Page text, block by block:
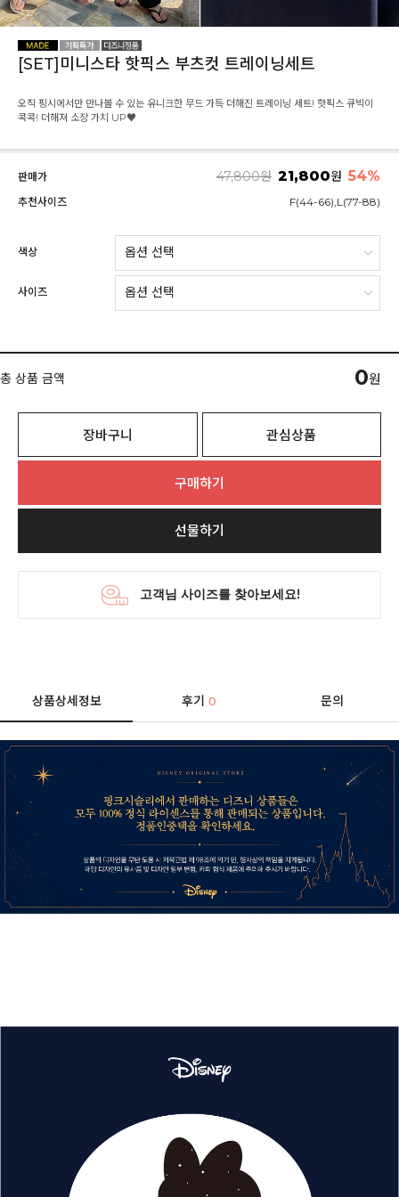
[SET]미니스타 핫픽스 부츠컷 트레이닝세트
오직 핑시에서만 만나볼 수 있는 유니크한 무드 가득 더해진 트레이닝 세트! 핫픽스 큐빅이
콕콕! 더해져 소장 가치 UP♥
판매가 47,800원 21,800원 54%
추천사이즈 F(44-66),L(77-88)
색상
사이즈
총 상품 금액 0원
장바구니 관심상품
구매하기
선물하기
상품상세정보 후기0 문의